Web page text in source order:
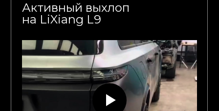
Активный выхлоп
на LiXiang L9